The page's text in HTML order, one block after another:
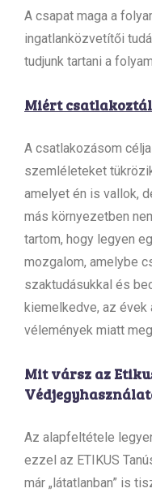
A csapat maga a
ingatlanközvetítői
tudjunk tartani a
Miért
A csatlakozásom
szemléleteket
amelyet én is vallok,
más környezetben
tartom, hogy legyen
mozgalom, amelybe
szaktudásukkal és
kiemelkedve, az
vélemények miatt
Mit vársz az
Az alapfeltétele
ezzel az ETIKUS
már „látatlanban” is